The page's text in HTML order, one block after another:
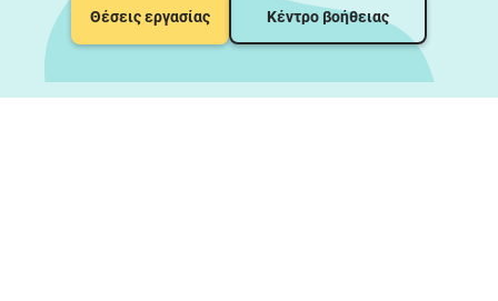
Θέσεις εργασίας Κέντρο βοήθειας